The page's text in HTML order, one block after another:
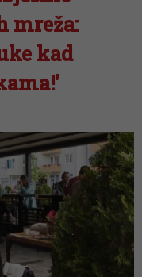
mreža:
kad